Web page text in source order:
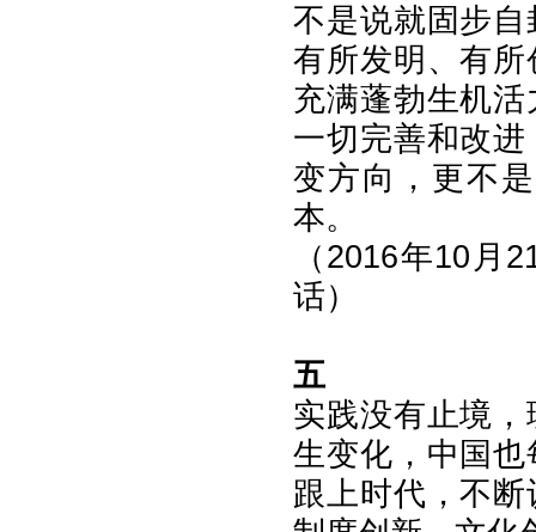
不是说就固步
有所发明、有
充满蓬勃生机
一切完善和改
变方向，更不
本。
（2016年10月
话）
五
实践没有止境
生变化，中国
跟上时代，不